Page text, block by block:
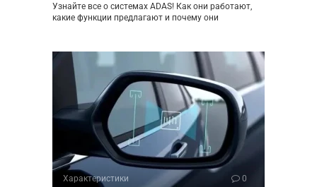
Узнайте все о системах ADAS! Как они работают,
какие функции предлагают и почему они
Характеристики 0